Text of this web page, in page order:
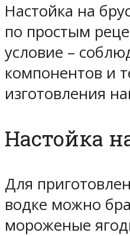
Настойка на
по простым
условие –
компонентов и
изготовления
Настойка
Для
водке можно
мороженые